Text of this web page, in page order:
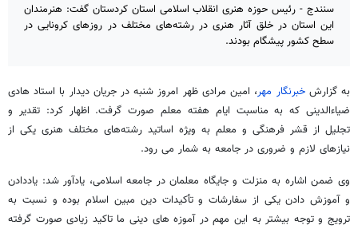
سنندج - رئیس حوزه هنری انقلاب اسلامی استان کردستان گفت: هنرمندان
این استان در خلق آثار هنری در رشته‌های مختلف در روزهای کرونایی در
سطح کشور پیشگام بودند.
به گزارشخبرنگار مهر، امین مرادی ظهر امروز شنبه در جریان دیدار با استاد هادی
ضیاءالدینی که به مناسبت ایام هفته معلم صورت گرفت. اظهار کرد: تقدیر و
تجلیل از قشر فرهنگی و معلم به ویژه اساتید رشته‌های مختلف هنری یکی از
نیازهای لازم و ضروری در جامعه به شمار می رود.
وی ضمن اشاره به منزلت و جایگاه معلمان در جامعه اسلامی، یادآور شد: یاددادن
و آموزش دادن یکی از سفارشات و تأکیدات دین مبین اسلام بوده و نسبت به
ترویج و توجه بیشتر به این مهم در آموزه های دینی ما تاکید زیادی صورت گرفته